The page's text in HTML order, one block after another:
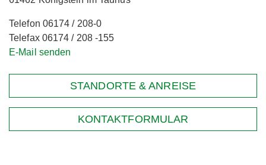
Telefon 06174 / 208-0
Telefax 06174 / 208 -155
E-Mail senden
STANDORTE & ANREISE
KONTAKTFORMULAR